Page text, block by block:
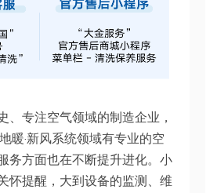
、专注空气领域的制造企业，
暖·新风系统领域有专业的空
务方面也在不断提升进化。小
怀提醒，大到设备的监测、维